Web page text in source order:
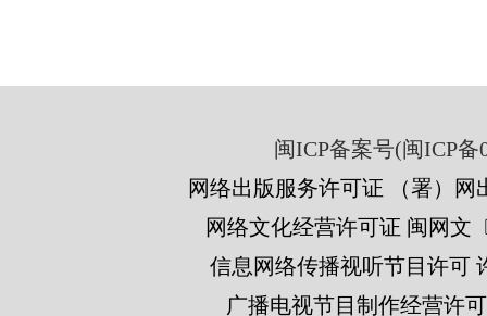
闽ICP备案号(闽ICP备
网络出版服务许可证 （署）网
网络文化经营许可证 闽网文
信息网络传播视听节目许可
广播电视节目制作经营许